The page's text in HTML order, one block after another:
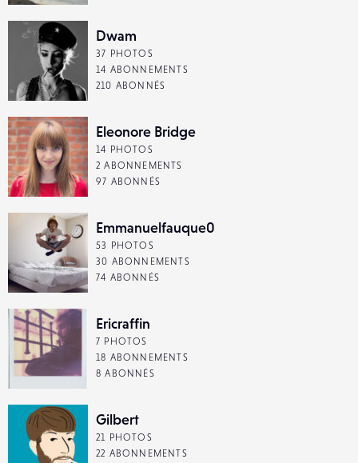
Dwam
37 PHOTOS
14 ABONNEMENTS
210 ABONNÉS
Eleonore Bridge
14 PHOTOS
2 ABONNEMENTS
97 ABONNÉS
Emmanuelfauque0
53 PHOTOS
30 ABONNEMENTS
74 ABONNÉS
Ericraffin
7 PHOTOS
18 ABONNEMENTS
8 ABONNÉS
Gilbert
21 PHOTOS
22 ABONNEMENTS